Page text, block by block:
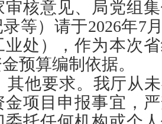
审核意见、局党组
等）请于2026年7
业处），作为本次
预算编制依据。
其他要求。我厅从
金项目申报事宜，